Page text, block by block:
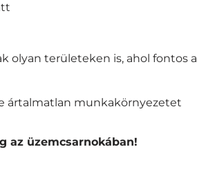
olyan területeken is, ahol fontos a
ártalmatlan munkakörnyezetet
az üzemcsarnokában!